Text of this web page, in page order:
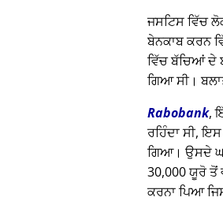
ਜਸਟਿਸ ਵਿੱਚ
ਬੇਨਕਾਬ ਕਰਨ
ਵਿੱਚ ਬੱਚਿਆਂ ਦੇ
ਗਿਆ ਸੀ।
Rabobank,
ਰਹਿੰਦਾ ਸੀ,
ਗਿਆ। ਉਸਦੇ
30,000 ਯੂਰੋ ਤੋਂ
ਕਰਨਾ ਪਿਆ